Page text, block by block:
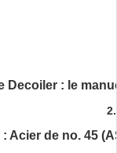
Decoiler : le
Acier de no. 45